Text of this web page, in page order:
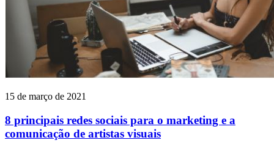
15 de março de 2021
8 principais redes sociais para o marketing e a
comunicação de artistas visuais